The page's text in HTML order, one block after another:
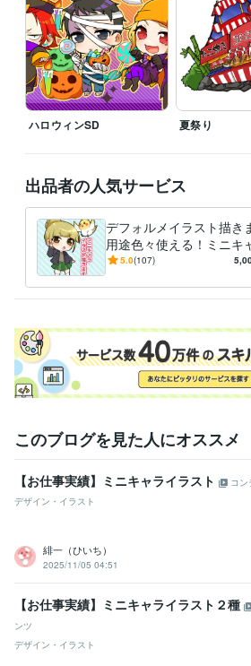
ハロウィンSD 夏祭り
出品者の人気サービス
デフォルメイラスト描き
用途色々使える！ミニキ
イラスト制作します！
5.0(107)
このブログを見た人にオススメ
【お仕事実績】ミニキャライラスト
コン
デザイン・イラスト
緋一（ひいち）
2025/11/05 04:51
【お仕事実績】ミニキャライラスト２種
ンツ
デザイン・イラスト